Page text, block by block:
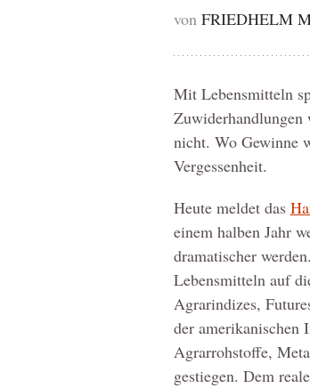
von FRIEDHELM
Mit Lebensmitteln
Zuwiderhandlungen
nicht. Wo Gewinne
Vergessenheit.
Heute meldet das
einem halben Jahr
dramatischer
Lebensmitteln auf
Agrarindizes,
der amerikanischen
Agrarrohstoffe,
gestiegen. Dem